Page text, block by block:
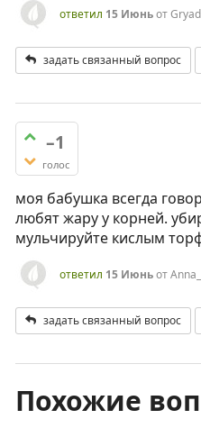
ответил 15 Июньот
задать связанный вопрос
–1
голос
моя бабушка всегда
любят жару у корней.
мульчируйте кислым
ответил 15 Июньот
задать связанный вопрос
Похожие